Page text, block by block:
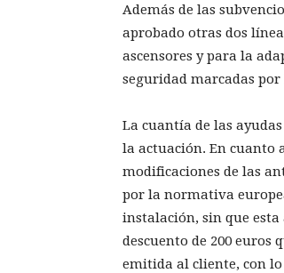
Además de las
aprobado otras dos
ascensores y para la
seguridad marcadas
La cuantía de las
la actuación. En cuanto
modificaciones de las
por la normativa
instalación, sin que esta
descuento de 200 euros
emitida al cliente, con